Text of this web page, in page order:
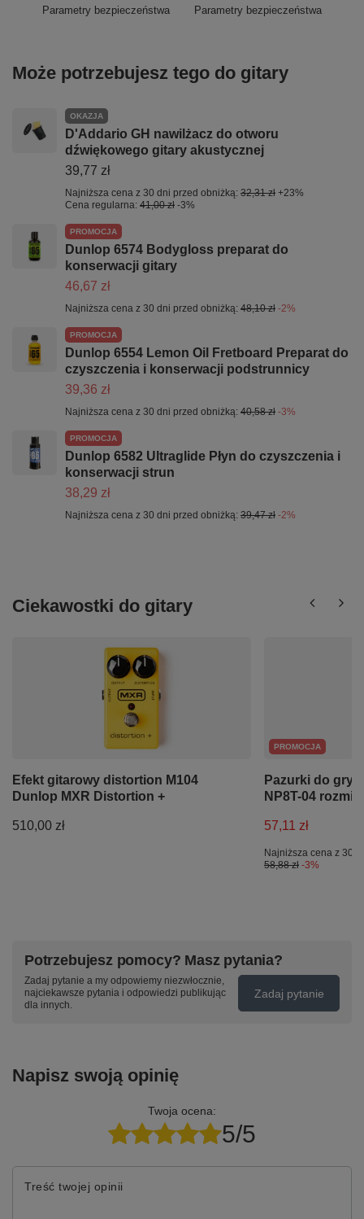
Parametry bezpieczeństwa Parametry bezpieczeństwa
Może potrzebujesz tego do gitary
OKAZJA
D'Addario GH nawilżacz do otworu
dźwiękowego gitary akustycznej
39,77 zł
Najniższa cena z 30 dni przed obniżką: 32,31 zł +23%
Cena regularna: 41,00 zł -3%
PROMOCJA
Dunlop 6574 Bodygloss preparat do
konserwacji gitary
46,67 zł
Najniższa cena z 30 dni przed obniżką: 48,10 zł -2%
PROMOCJA
Dunlop 6554 Lemon Oil Fretboard Preparat do
czyszczenia i konserwacji podstrunnicy
39,36 zł
Najniższa cena z 30 dni przed obniżką: 40,58 zł -3%
PROMOCJA
Dunlop 6582 Ultraglide Płyn do czyszczenia i
konserwacji strun
38,29 zł
Najniższa cena z 30 dni przed obniżką: 39,47 zł -2%
Ciekawostki do gitary
Efekt gitarowy distortion M104
Dunlop MXR Distortion +
510,00 zł
PROMOCJA
Pazurki do gry
NP8T-04
57,11 zł
Najniższa cena z 30
58,88 zł -3%
Potrzebujesz pomocy? Masz pytania?
Zadaj pytanie a my odpowiemy niezwłocznie,
najciekawsze pytania i odpowiedzi publikując
dla innych.
Zadaj pytanie
Napisz swoją opinię
Twoja ocena:
5/5
Treść twojej opinii